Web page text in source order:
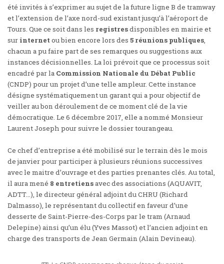
été invités à s’exprimerau sujet de la future ligne B de tramway
et l’extension de l’axe nord-sud existant jusqu’à l’aéroport de
Tours. Que ce soit dans les registresdisponibles en mairie et
sur internet ou bien encore lors des 5 réunions publiques
chacun a pu faire part de ses remarques ou suggestions aux
instances décisionnelles. La loi prévoit que ce processus soit
encadré par la Commission Nationale du Débat Public
(CNDP) pour un projet d’une telle ampleur. Cette instance
désigne systématiquement un garant qui a pour objectif de
veiller au bon déroulement de ce moment clé de la vie
démocratique. Le 6 décembre 2017, elle a nommé Monsieur
Laurent Joseph pour suivre le dossier tourangeau.
Ce chef d’entreprise a été mobilisé sur le terrain dès le mois
de janvier pour participer à plusieurs réunions successives
avec le maitre d’ouvrage et des parties prenantes clés. Au total,
il aura mené 8 entretiensavec des associations (AQUAVIT,
ADTT…), le directeur général adjoint du CHRU (Richard
Dalmasso), le représentant du collectif en faveur d’une
desserte de Saint-Pierre-des-Corps par le tram (Arnaud
Delepine) ainsi qu’un élu (Yves Massot) et l’ancien adjoint en
charge des transports de Jean Germain (Alain Devineau).